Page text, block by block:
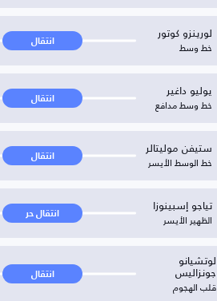
لورينزو كوتور
خط وسط انتقال
يوليو داغير
خط وسط مدافع انتقال
ستيفن موليتالر
خط الوسط الأيسر انتقال
تياجو إسبينوزا
الظهير الأيسر انتقال حر
لوتشيانو
جونزاليس
قلب الهجوم
انتقال